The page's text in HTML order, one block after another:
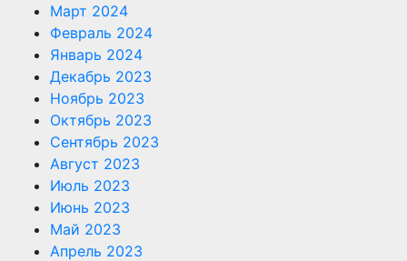
Март 2024
Февраль 2024
Январь 2024
Декабрь 2023
Ноябрь 2023
Октябрь 2023
Сентябрь 2023
Август 2023
Июль 2023
Июнь 2023
Май 2023
Апрель 2023